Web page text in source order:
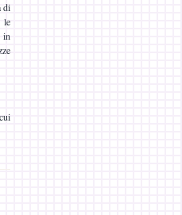
di
le
in